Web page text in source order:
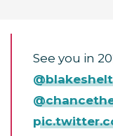
See you in